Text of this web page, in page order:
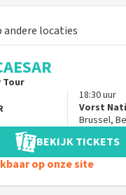
andere locaties
Tour
18:30uur
Vorst
Brussel,
BEKIJK TICKETS
op onze site